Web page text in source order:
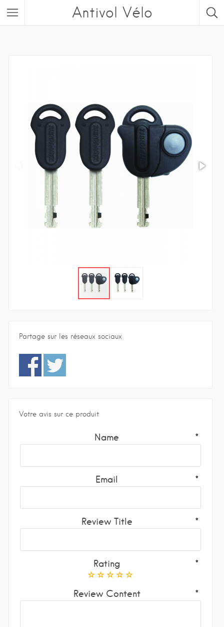
Antivol Vélo
Partage sur les réseaux sociaux
Votre avis sur ce produit
Name
Email
Review Title
Rating
Review Content